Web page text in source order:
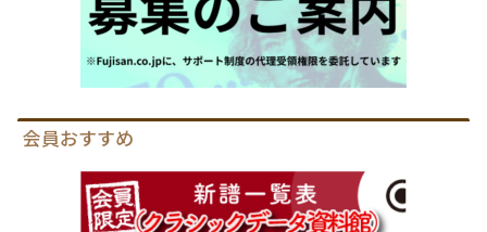
会員おすすめ